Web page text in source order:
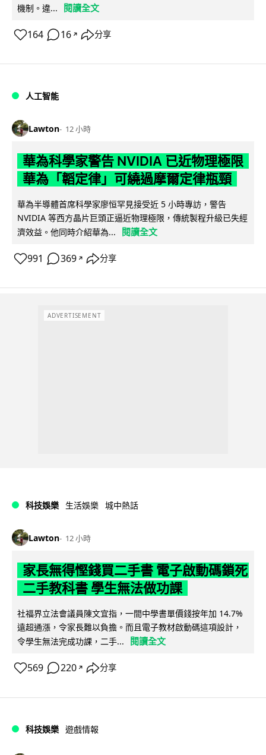
機制。違...
閱讀全文
164 16 ↗ 分享
人工智能
Lawton 12 小時
華為科學家警告 NVIDIA 已近物理極限
華為「韜定律」可繞過摩爾定律瓶頸
華為半導體首席科學家廖恒罕見接受近 5 小時專訪，警告
NVIDIA 等西方晶片巨頭正逼近物理極限，傳統製程升級已失經
濟效益。他同時介紹華為...
閱讀全文
991 369 ↗ 分享
ADVERTISEMENT
科技娛樂 生活娛樂 城中熱話
Lawton 12 小時
家長無得慳錢買二手書 電子啟動碼鎖死
二手教科書 學生無法做功課
社福界立法會議員陳文宜指，一間中學書單價錢按年加 14.7%
遠超通漲，令家長難以負擔。而且電子教材啟動碼這項設計，
令學生無法完成功課，二手...
閱讀全文
569 220 ↗ 分享
科技娛樂 遊戲情報